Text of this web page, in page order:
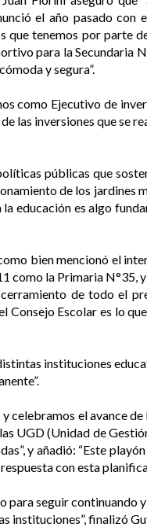
el año pasado con
tenemos por parte
para la Secundaria
y segura”.
como Ejecutivo de
las inversiones que se
públicas que
de los jardines
educación es algo
bien mencionó el
como la Primaria N°35,
de todo el
Escolar es lo
instituciones
celebramos el avance
UGD (Unidad de
y añadió: “Este
con esta
para seguir continuando
instituciones”, finalizó